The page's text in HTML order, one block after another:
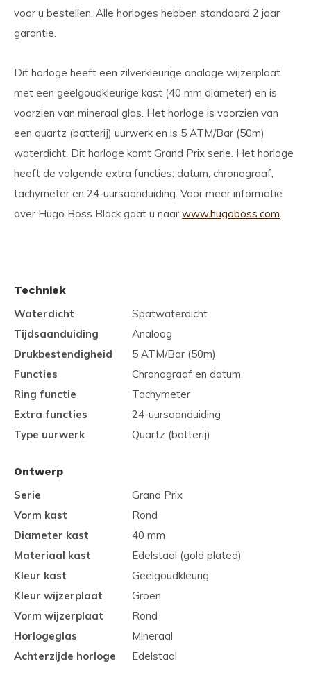
voor u bestellen. Alle horloges hebben standaard 2 jaar
garantie.
Dit horloge heeft een zilverkleurige analoge wijzerplaat
met een geelgoudkleurige kast (40 mm diameter) en is
voorzien van mineraal glas. Het horloge is voorzien van
een quartz (batterij) uurwerk en is 5 ATM/Bar (50m)
waterdicht. Dit horloge komt Grand Prix serie. Het horloge
heeft de volgende extra functies: datum, chronograaf,
tachymeter en 24-uursaanduiding. Voor meer informatie
over Hugo Boss Black gaat u naar www.hugoboss.com.
Techniek
Waterdicht
Spatwaterdicht
Tijdsaanduiding
Analoog
Drukbestendigheid
5 ATM/Bar (50m)
Functies
Chronograaf en datum
Ring functie
Tachymeter
Extra functies
24-uursaanduiding
Type uurwerk
Quartz (batterij)
Ontwerp
Serie
Grand Prix
Vorm kast
Rond
Diameter kast
40 mm
Materiaal kast
Edelstaal (gold plated)
Kleur kast
Geelgoudkleurig
Kleur wijzerplaat
Groen
Vorm wijzerplaat
Rond
Horlogeglas
Mineraal
Achterzijde horloge
Edelstaal